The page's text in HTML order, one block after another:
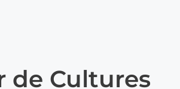
de Cultures